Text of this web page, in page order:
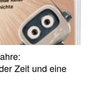
Zeit und eine